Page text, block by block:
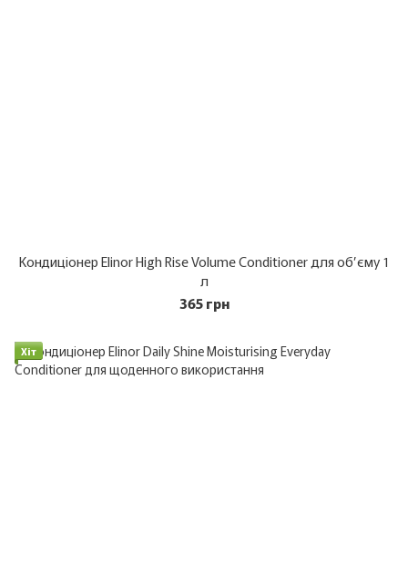
Кондиціонер Elinor High Rise Volume Conditioner для об’єму 1
л
365 грн
Хіт